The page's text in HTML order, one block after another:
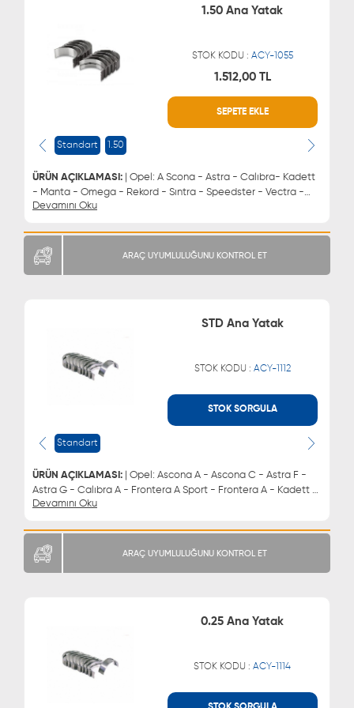
1.50 Ana Yatak
STOK KODU : ACY-1055
1.512,00 TL
SEPETE EKLE
Standart 1.50
ÜRÜN AÇIKLAMASI: | Opel: A Scona - Astra - Calıbra- Kadett
- Manta - Omega - Rekord - Sıntra - Speedster - Vectra -
Zafıra Chevrolet: Astra - Vectra - Zafıra Daewoo: Brougham -
Lada: Vega | Ana Yatak 1.50
Devamını Oku
MÜŞTERİ HİZMETLERİ
ARAÇ UYUMLULUĞUNU KONTROL ET
STD Ana Yatak
STOK KODU : ACY-1112
STOK SORGULA
Standart
ÜRÜN AÇIKLAMASI: | Opel: Ascona A - Ascona C - Astra F -
Astra G - Calıbra A - Frontera A Sport - Frontera A - Kadett C
- Kadett D - Kadett E - Manta B - Manta A - Manta B CC -
A - Vectra B - Zafıra A Mpv Chevrolet: Astra - Vectra - Zafıra
Daewoo: Brougham - Espero - Evanda - Leganza - Lemans -
Devamını Oku
0543 329 21 55
ARAÇ UYUMLULUĞUNU KONTROL ET
0.25 Ana Yatak
STOK KODU :ACY-1114